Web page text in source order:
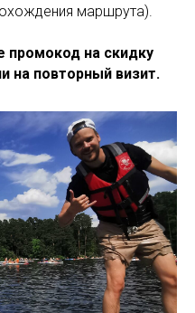
маршрута).
промокод на скидку
на повторный визит.